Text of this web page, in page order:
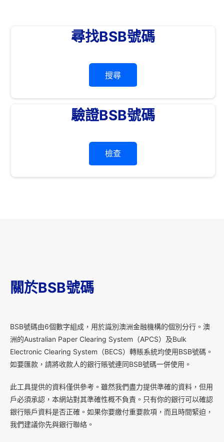
尋找BSB號碼
搜尋
驗證BSB號碼
檢查
關於BSB號碼
BSB號碼由6個數字組成，用於識別澳洲金融機構的個別分行。澳
洲的Australian Paper Clearing System（APCS）及Bulk
Electronic Clearing System（BECS）轉賬系統均使用BSB號碼。
如要匯款，請將收款人的銀行賬號連同BSB號碼一併使用。
此工具提供的資料僅供參考。雖然我們盡力提供準確的資料，但用
戶必須承認，本網站對其準確性概不負責。只有你的銀行可以確認
銀行賬戶資料是否正確。如果你要繳付重要款項，而且時間緊迫，
我們建議你先與銀行聯絡。